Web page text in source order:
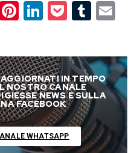
M
P
t
e
r
e
s
L
k
e
d
I
n
k
e
t
T
b
l
r
i
l
AGGIORNATI IN TEMPO
NOSTRO CANALE
NEWS E SULLA
FACEBOOK
WHATSAPP